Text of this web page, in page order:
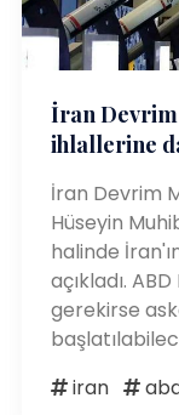
İran Devrim
ihlallerine
İran Devrim
Hüseyin
halinde
açıkladı.
gerekirse
iran